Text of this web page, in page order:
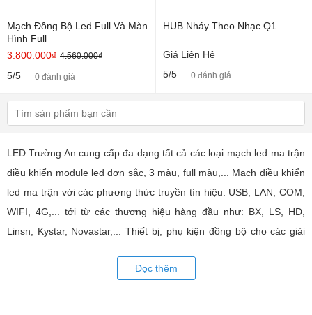
Mạch Đồng Bộ Led Full Và Màn
Hình Full
3.800.000₫ 4.560.000₫
5/5 0 đánh giá
HUB Nháy Theo Nhạc Q1
Giá Liên Hệ
5/5
0 đánh giá
LED Trường An cung cấp đa dạng tất cả các loại mạch led ma trận
điều khiển module led đơn sắc, 3 màu, full màu,... Mạch điều khiển
led ma trận với các phương thức truyền tín hiệu: USB, LAN, COM,
WIFI, 4G,... tới từ các thương hiệu hàng đầu như: BX, LS, HD,
Linsn, Kystar, Novastar,... Thiết bị, phụ kiện đồng bộ cho các giải
hình nháy nhạc phòng karaoke, bar, các ứng dụng bảng led truy
Đọc thêm